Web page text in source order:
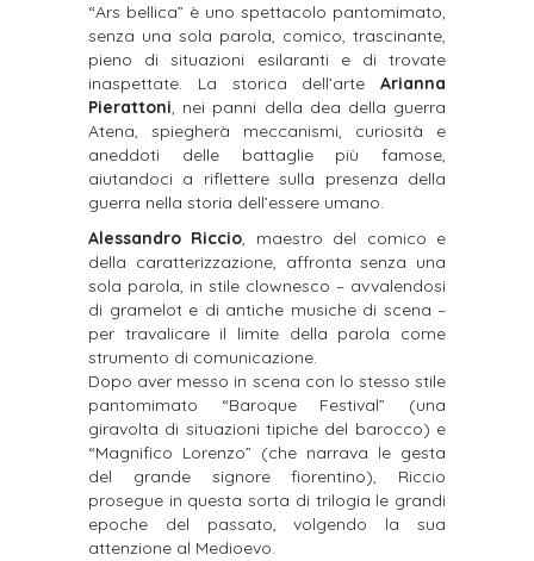
“Ars bellica” è uno spettacolo pantomimato,
senza una sola parola, comico, trascinante,
pieno di situazioni esilaranti e di trovate
inaspettate. La storica dell’arte Arianna
Pierattoni, nei panni della dea della guerra
Atena, spiegherà meccanismi, curiosità e
aneddoti delle battaglie più famose,
aiutandoci a riflettere sulla presenza della
guerra nella storia dell’essere umano.
Alessandro Riccio, maestro del comico e
della caratterizzazione, affronta senza una
sola parola, in stile clownesco – avvalendosi
di gramelot e di antiche musiche di scena –
per travalicare il limite della parola come
strumento di comunicazione.
Dopo aver messo in scena con lo stesso stile
pantomimato “Baroque Festival” (una
giravolta di situazioni tipiche del barocco) e
“Magnifico Lorenzo” (che narrava le gesta
del grande signore fiorentino), Riccio
prosegue in questa sorta di trilogia le grandi
epoche del passato, volgendo la sua
attenzione al Medioevo.